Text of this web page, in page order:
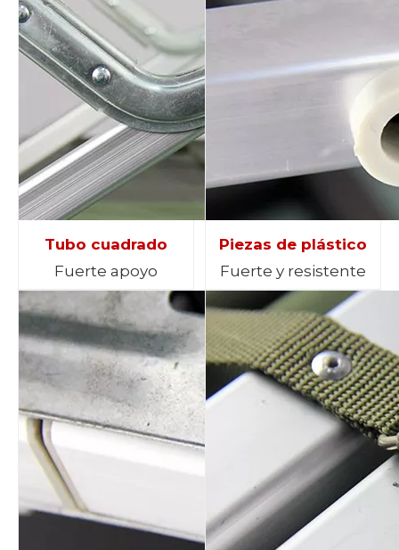
Tubo cuadrado
Fuerte apoyo
Piezas de plástico
Fuerte y resistente